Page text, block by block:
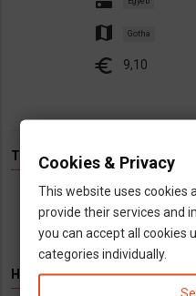
map Gotha
euro 9,10
TÉMÁK
Infók
HIRDETÉS
Cookies & Privacy
This website uses cookies
provide their services and
you can accept all cookies
categories individually.